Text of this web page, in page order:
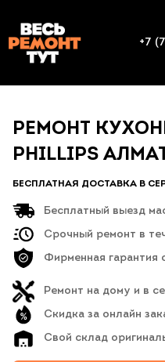
+7
РЕМОНТ
PHILLIPS
БЕСПЛАТНАЯ ДОСТАВКА В
Бесплатный выезд
Срочный ремонт в
Фирменная гарантия
Ремонт на дому и в
Скидка за онлайн
Свой склад